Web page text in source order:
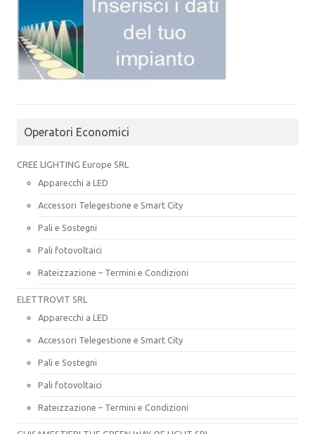
Operatori Economici
CREE LIGHTING Europe SRL
Apparecchi a LED
Accessori Telegestione e Smart City
Pali e Sostegni
Pali fotovoltaici
Rateizzazione – Termini e Condizioni
ELETTROVIT SRL
Apparecchi a LED
Accessori Telegestione e Smart City
Pali e Sostegni
Pali fotovoltaici
Rateizzazione – Termini e Condizioni